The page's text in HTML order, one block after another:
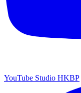
YouTube Studio HKBP